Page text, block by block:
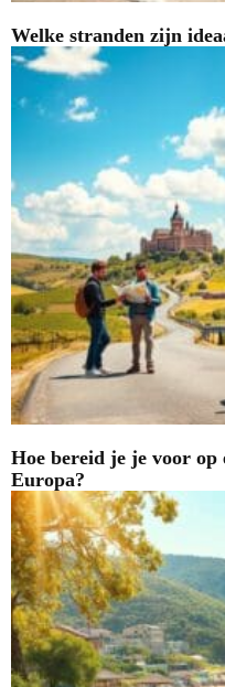
Welke stranden zijn
Hoe bereid je je voor op
Europa?